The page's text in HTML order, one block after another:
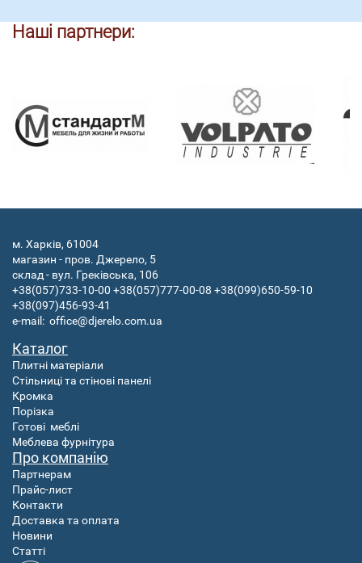
Наші партнери:
м. Харків, 61004
магазин - пров. Джерело, 5
склад - вул. Греківська, 106
+38(057)733-10-00 +38(057)777-00-08 +38(099)650-59-10
+38(097)456-93-41
e-mail: office@djerelo.com.ua
Каталог
Плитні матеріали
Стільниці та стінові панелі
Кромка
Порізка
Готові меблі
Меблева фурнітура
Про компанію
Партнерам
Прайс-лист
Контакти
Доставка та оплата
Новини
Статті